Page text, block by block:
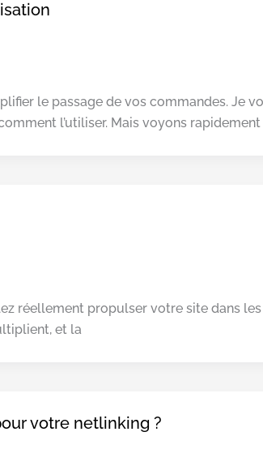
le passage de vos commandes. Je
l’utiliser. Mais voyons rapidement
réellement propulser votre site dans les
et la
votre netlinking ?